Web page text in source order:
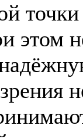
этом